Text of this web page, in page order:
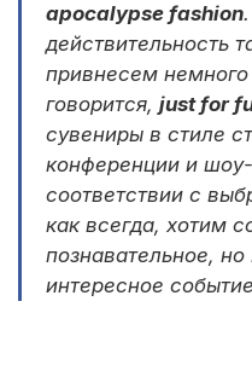
apocalypse fashion
действительность
привнесем немного
говорится, just for
сувениры в стиле
конференции и
соответствии с
как всегда, хотим
познавательное, но
интересное